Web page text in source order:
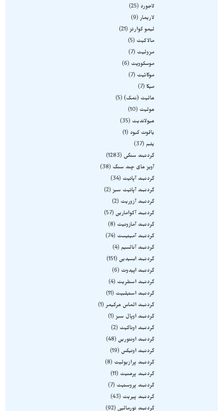
لاجورد
25
لاریمار 9
لیمو کوارتز 21
مالاکیت
5
مزولیت
7
موسکوویت
6
موکائیت
7
میکا
7
هالیت (نمک) 5
هولیت
10
هیولاندیت
35
یاقوت کبود
1
یشم
37
گردنبند سنگی
1283
آویز های چند سنگ
38
گردنبند آپاتیت
34
گردنبند آپاتیت سبز 2
گردنبند آزوریت
2
گردنبند آکوامارین 57
گردنبند آمازونیت
8
گردنبند آمیتیست
74
گردنبند آنالسیم
4
گردنبند ابسیدین 151
گردنبند اپیدوت
6
گردنبند استلریت
4
گردنبند استیلبیت
11
گردنبند الماس هرکیمر 1
گردنبند اوپال سبز 1
گردنبند اوناکیت
2
گردنبند اونتورین 48
گردنبند اونیکس
19
گردنبند پرازیولیت
8
گردنبند پرهنیت
11
گردنبند پروستیت
7
گردنبند پیریت
43
گردنبند تورمالین 92